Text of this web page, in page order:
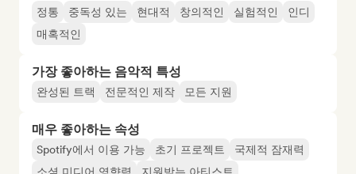
정통 중독성 있는 현대적 창의적인 실험적인
인디
매혹적인
가장 좋아하는 음악적 특성
완성된 트랙 전문적인 제작 모든 지원
매우 좋아하는 속성
Spotify에서 이용 가능 초기 프로젝트
국제적 잠재력